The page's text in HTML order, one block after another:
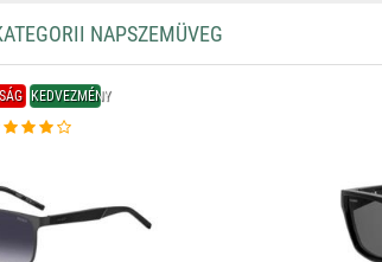
NAPSZEMÜVEG
KEDVEZMÉNY